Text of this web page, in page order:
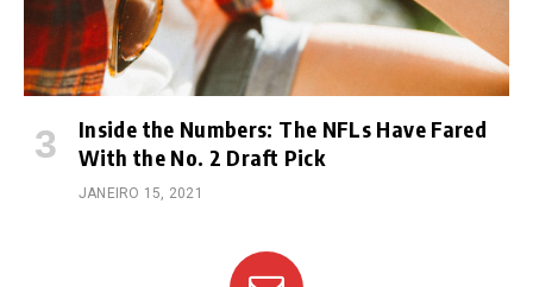
Inside the Numbers: The NFLs Have Fared
With the No. 2 Draft Pick
JANEIRO 15, 2021